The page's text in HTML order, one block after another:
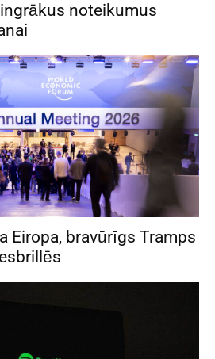
noteikumus
Eiropa, bravūrīgs Tramps